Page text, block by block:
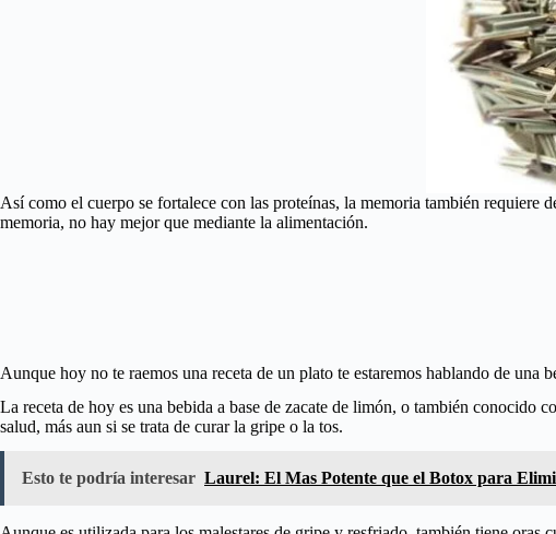
Así como el cuerpo se fortalece con las proteínas, la memoria también requiere
memoria, no hay mejor que mediante la alimentación.
Aunque hoy no te raemos una receta de un plato te estaremos hablando de
La receta de hoy es una bebida a base de zacate de limón, o también
salud, más aun si se trata de curar la gripe o la tos.
Esto te podría interesar Laurel: El Mas Potente que el Botox para